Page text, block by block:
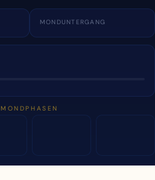
MONDUNTERGANG
MONDPHASEN